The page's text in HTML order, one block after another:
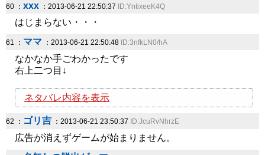
60 ： xxx ：2013-06-21 22:50:37 ID:YntixeeK4Q
はじまらない・・・
61 ： ママ ：2013-06-21 22:50:48 ID:3nfkLN0/hA
なかなか手ごわかったです
右上二つ目↓
ネタバレ内容を表示
62 ： ゴリ吉 ：2013-06-21 23:50:37 ID:JcuRvNhrzE
広告が消えずゲームが始まりません。